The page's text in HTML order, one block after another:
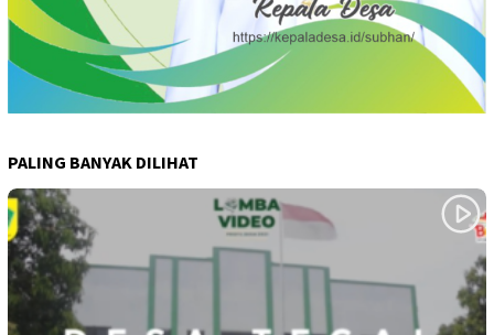
PALING BANYAK DILIHAT